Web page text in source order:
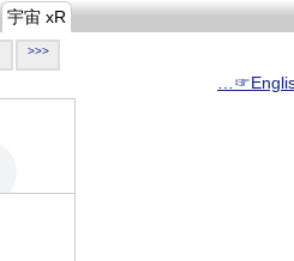
宇宙 xR
>>>